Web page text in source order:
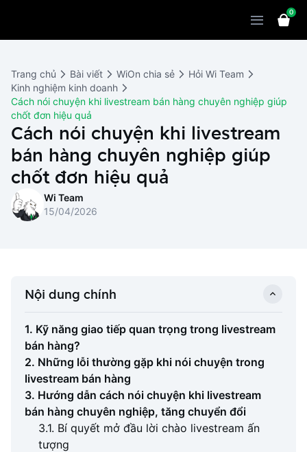
WiOn AI
WiOn Social
WiOn E-commerce
WiOn F&B
WiOn Dental
Chatbot
Marketing
CRM
Thiết kế website
Thiết bị
Bảng giá
Cùng WiOn
Báo chí
Đối tác
Wi Team
Liên hệ
0
Trang chủ Bài viết WiOn chia sẻ
Hỏi Wi Team
Kinh nghiệm kinh doanh
Cách nói chuyện khi livestream bán hàng chuyên nghiệp giúp
chốt đơn hiệu quả
Cách nói chuyện khi livestream
bán hàng chuyên nghiệp giúp
chốt đơn hiệu quả
Wi Team
15/04/2026
Nội dung chính
1. Kỹ năng giao tiếp quan trọng trong livestream
bán hàng?
2. Những lỗi thường gặp khi nói chuyện trong
livestream bán hàng
3. Hướng dẫn cách nói chuyện khi livestream
bán hàng chuyên nghiệp, tăng chuyển đổi
3.1. Bí quyết mở đầu lời chào livestream ấn
tượng